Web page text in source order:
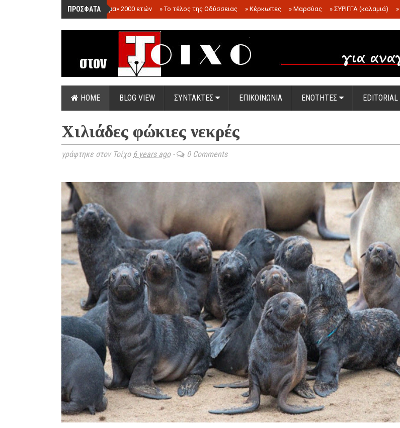
ΠΡΟΣΦΑΤΑ
»«Ολόγραμμα» 2000 ετών »Το τέλος της Οδύσσειας » Κέρκωπες » Μαρσύας » ΣΥΡΙΓΓΑ (καλαμιά) »
.
HOME BLOG VIEW ΣΥΝΤΑΚΤΕΣ ΕΠΙΚΟΙΝΩΝΙΑ ΕΝΟΤΗΤΕΣ EDITORIAL
Χιλιάδες φώκιες νεκρές
γράφτηκε στον Τοίχο 6 years ago- 0 Comments